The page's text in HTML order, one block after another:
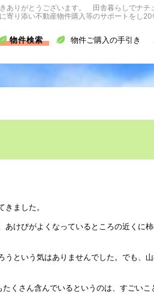
ありがとうございます。 田舎暮らしでナ
寄り添い不動産物件購入等のサポートをし
物件検索 物件ご購入の手引き
ました。
けびがよくなっているところの近くに
という気はありませんでした。でも、
くさん含んでいるというのは、すごいこ